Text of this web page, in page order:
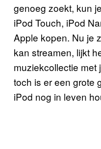
genoeg zoekt, kun
iPod Touch, iPod
Apple kopen. Nu je
kan streamen, lijkt
muziekcollectie met
toch is er een grote
iPod nog in leven